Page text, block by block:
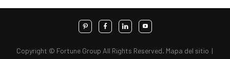
Copyright © Fortune Group All Rights Reserved. Mapa del sitio |